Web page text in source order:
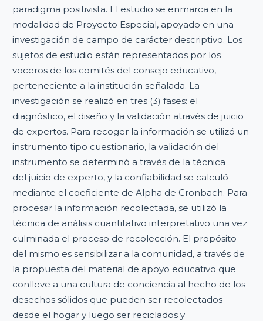
paradigma positivista. El estudio se enmarca en la
modalidad de Proyecto Especial, apoyado en una
investigación de campo de carácter descriptivo. Los
sujetos de estudio están representados por los
voceros de los comités del consejo educativo,
perteneciente a la institución señalada. La
investigación se realizó en tres (3) fases: el
diagnóstico, el diseño y la validación através de juicio
de expertos. Para recoger la información se utilizó un
instrumento tipo cuestionario, la validación del
instrumento se determinó a través de la técnica
del juicio de experto, y la confiabilidad se calculó
mediante el coeficiente de Alpha de Cronbach. Para
procesar la información recolectada, se utilizó la
técnica de análisis cuantitativo interpretativo una vez
culminada el proceso de recolección. El propósito
del mismo es sensibilizar a la comunidad, a través de
la propuesta del material de apoyo educativo que
conlleve a una cultura de conciencia al hecho de los
desechos sólidos que pueden ser recolectados
desde el hogar y luego ser reciclados y